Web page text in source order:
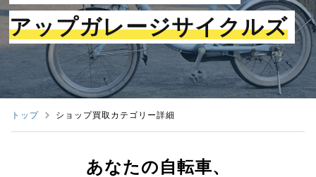
アップガレージサイクルズ
トップ ショップ買取カテゴリー詳細
あなたの自転車、